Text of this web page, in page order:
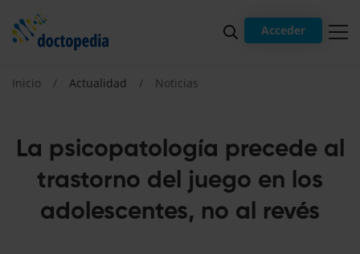
Acceder
La psicopatología precede al
trastorno del juego en los
adolescentes, no al revés
Inicio Actualidad Noticias